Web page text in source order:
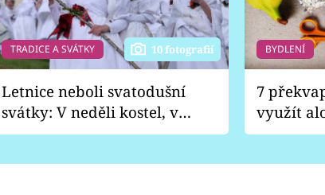
TRADICE A SVÁTKY 10 fotografií
Letnice neboli svatodušní
svátky: V neděli kostel, v
pondělí zábava
BYDLENÍ
7
využít